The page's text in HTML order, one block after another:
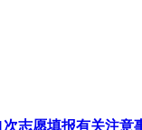
志愿填报有关注意